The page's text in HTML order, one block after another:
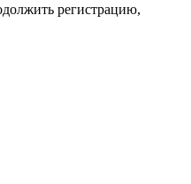
регистрацию,